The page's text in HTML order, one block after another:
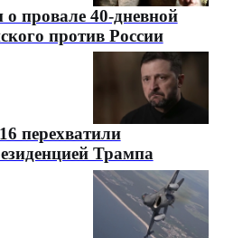
провале 40-дневной
против России
перехватили
Трампа